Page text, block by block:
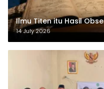
Ilmu Titen itu Hasil
14 July 2026